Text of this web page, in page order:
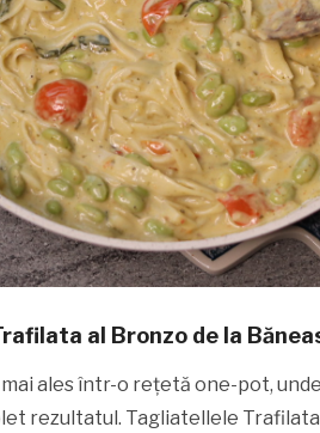
al Bronzo de la
ales într-o rețetă one-pot,
rezultatul. Tagliatellele Trafilata